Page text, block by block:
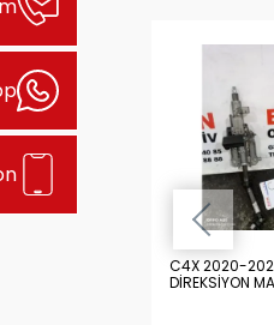
C4X 2020-
DİREKSİYON